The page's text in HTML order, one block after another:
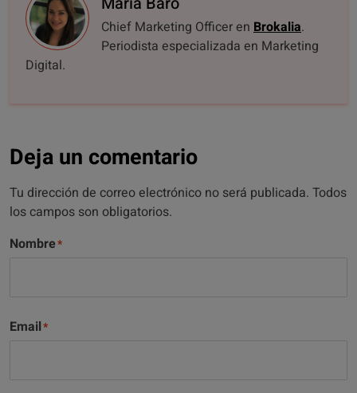
Chief Marketing Officer en Brokalia.
Periodista especializada en Marketing
Digital.
Deja un comentario
Tu dirección de correo electrónico no será publicada. Todos
los campos son obligatorios.
Nombre
Email